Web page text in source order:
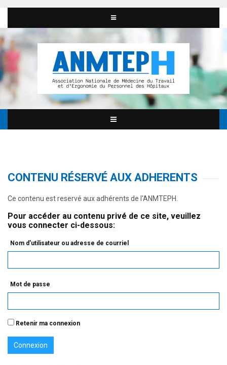
CONTENU RÉSERVÉ AUX ADHERENTS
Ce contenu est reservé aux adhérents de l'ANMTEPH.
Pour accéder au contenu privé de ce site, veuillez
vous connecter ci-dessous:
Nom d'utilisateur ou adresse de courriel
Mot de passe
Retenir ma connexion